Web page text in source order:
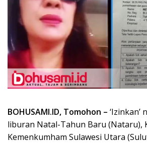
BOHUSAMI.ID, Tomohon – ‘Izinkan’
liburan Natal-Tahun Baru (Nataru),
Kemenkumham Sulawesi Utara